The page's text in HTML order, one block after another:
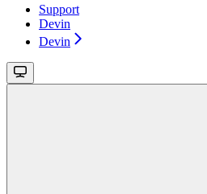
Support
Devin
Devin